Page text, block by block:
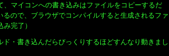
、マイコンへの書き込みはファイルをコピーするだ
るので、ブラウザでコンパイルすると生成されるファ
完了）
・書き込んだらびっくりするほどすんなり動きまし